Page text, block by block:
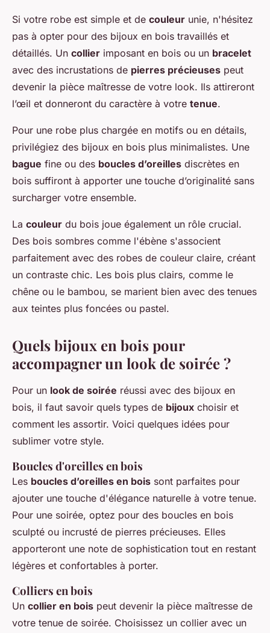
Si votre robe est simple et de couleur unie, n'hésitez
pas à opter pour des bijoux en bois travaillés et
détaillés. Un collier imposant en bois ou un bracelet
avec des incrustations de pierres précieuses peut
devenir la pièce maîtresse de votre look. Ils attireront
l’œil et donneront du caractère à votre tenue.
Pour une robe plus chargée en motifs ou en détails,
privilégiez des bijoux en bois plus minimalistes. Une
bague fine ou des boucles d’oreilles discrètes en
bois suffiront à apporter une touche d’originalité sans
surcharger votre ensemble.
La couleur du bois joue également un rôle crucial.
Des bois sombres comme l'ébène s'associent
parfaitement avec des robes de couleur claire, créant
un contraste chic. Les bois plus clairs, comme le
chêne ou le bambou, se marient bien avec des tenues
aux teintes plus foncées ou pastel.
Quels bijoux en bois pour
accompagner un look de soirée ?
Pour un look de soirée réussi avec des bijoux en
bois, il faut savoir quels types de bijoux choisir et
comment les assortir. Voici quelques idées pour
sublimer votre style.
Boucles d'oreilles en bois
Les boucles d’oreilles en bois sont parfaites pour
ajouter une touche d'élégance naturelle à votre tenue.
Pour une soirée, optez pour des boucles en bois
sculpté ou incrusté de pierres précieuses. Elles
apporteront une note de sophistication tout en restant
légères et confortables à porter.
Colliers en bois
Un collier en bois peut devenir la pièce maîtresse de
votre tenue de soirée. Choisissez un collier avec un